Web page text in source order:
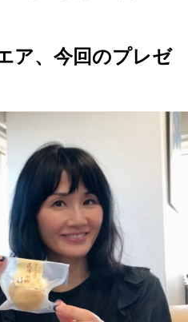
ア、今回のプレゼ